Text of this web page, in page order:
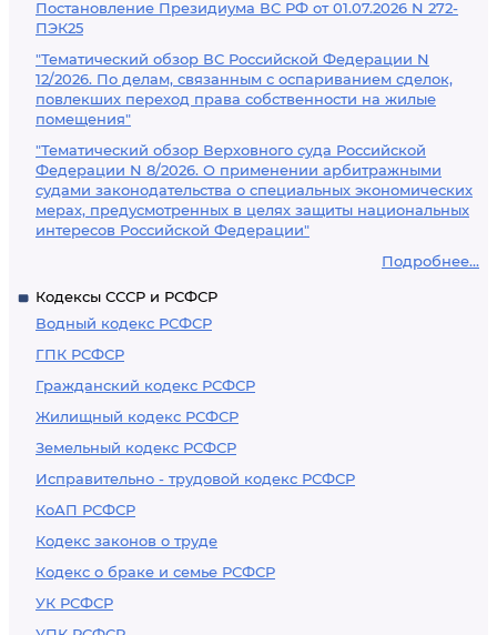
Постановление Президиума ВС РФ от 01.07.2026 N 272-
ПЭК25
"Тематический обзор ВС Российской Федерации N
12/2026. По делам, связанным с оспариванием сделок,
повлекших переход права собственности на жилые
помещения"
"Тематический обзор Верховного суда Российской
Федерации N 8/2026. О применении арбитражными
судами законодательства о специальных экономических
мерах, предусмотренных в целях защиты национальных
интересов Российской Федерации"
Подробнее...
Кодексы СССР и РСФСР
Водный кодекс РСФСР
ГПК РСФСР
Гражданский кодекс РСФСР
Жилищный кодекс РСФСР
Земельный кодекс РСФСР
Исправительно - трудовой кодекс РСФСР
КоАП РСФСР
Кодекс законов о труде
Кодекс о браке и семье РСФСР
УК РСФСР